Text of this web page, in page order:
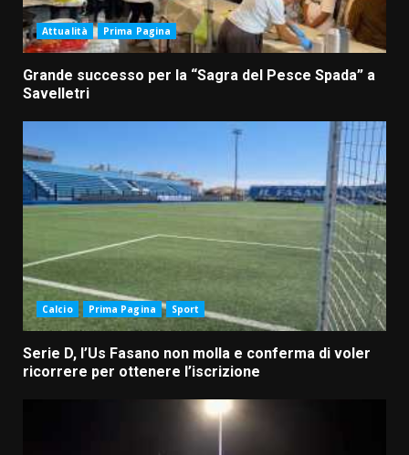
Attualità Prima Pagina
Grande successo per la “Sagra del Pesce Spada” a
Savelletri
Calcio Prima Pagina Sport
Serie D, l’Us Fasano non molla e conferma di voler
ricorrere per ottenere l’iscrizione